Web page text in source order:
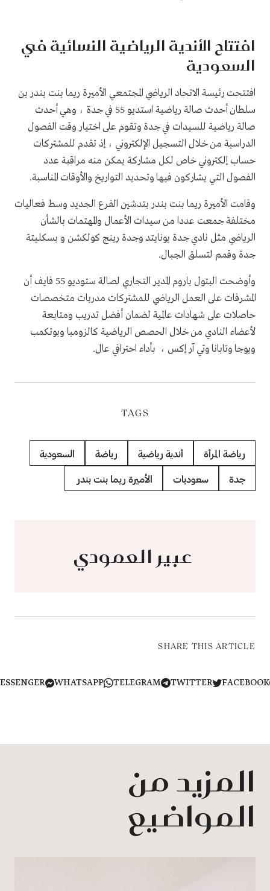
افتتاح الأندية الرياضية النسائية في
السعودية
افتتحت رئيسة الاتحاد الرياضي المجتمعي الأميرة ريما بنت بندر بن
سلطان أحدث صالة رياضية استديو 55 في جدة ، وهي أحدث
صالة رياضية للسيدات في جدة وتقوم على اختيار وقت الفصول
الدراسية من خلال التسجيل الإلكتروني ، إذ تقدم للمشتركات
حساب إلكتروني خاص لكل مشاركة يمكن منه مراقبة عدد
الفصول التي يشاركون فيها وتحديد التواريخ والأوقات المناسبة.
وقامت الأميرة ريما بنت بندر بتدشين الفرع الجديد وسط فعاليات
مختلفة جمعت عددا من سيدات الأعمال والمهتمات بالشأن
الرياضي مثل نادي جدة يونايتد وجدة رينج كولكشن و بسكليتة
جدة وقمم لتسلق الجبال.
وأوضحت البتول باروم المدير التجاري لصالة ستوديو 55 فايف أن
المشرفات على العمل الرياضي للمشتركات مدربات متخصصات
حاصلات على شهادات عالمية لضمان أفضل تدريب ومتابعة
لأعضاء النادي من خلال الحصص الرياضية كالزومبا وبوتكمب
ويوجا وتابانا وتي آر إكس ، بأداء احترافي عال.
TAGS
رياضة المرأة أندية رياضية رياضة السعودية
جدة سعوديات الأميرة ريما بنت بندر
​​​​​​​ عبير العمودي
SHARE THIS ARTICLE
TWITTER
TELEGRAM
WHATSAPP
MESSENGER
المزيد من
المواضيع